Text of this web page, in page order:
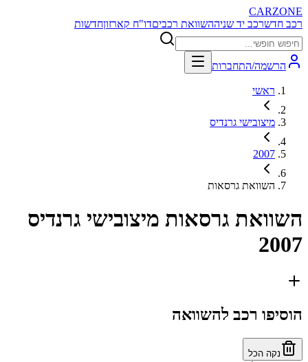
CARZONE
רכב חדשרכב יד שניההשוואת רכביםדו"ח קארזוןחדשות
הרשמה/התחברות
ראשי
מיצובישי גרנדיס
2007
השוואת גרסאות
השוואת גרסאות מיצובישי גרנדיס
2007
הוסיפו רכב להשוואה
נקה הכל